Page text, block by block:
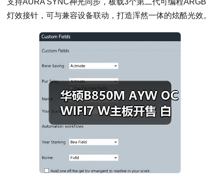
灯效接针，可与兼容设备联动，打造浑然一体的炫酷光效。